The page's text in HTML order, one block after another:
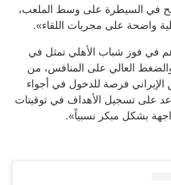
في السيطرة على وسط الملعب،
واضحة على مجريات اللقاء».
في فوز شباب الأهلي تمثل في
والضغط العالي على المنافس، من
الإيراني فرصة للدخول في أجواء
على تسجيل الأهداف في توقيتات
بشكل مبكر نسبياً».